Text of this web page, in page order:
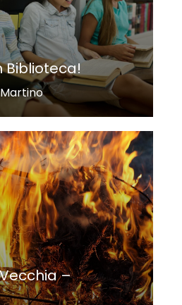
Biblioteca!
–